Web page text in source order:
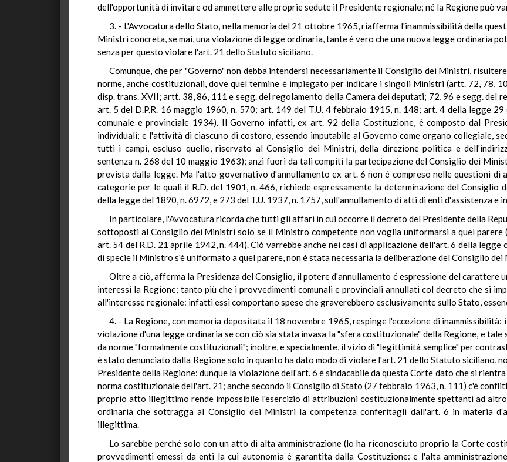
dell'opportunità di invitare od ammettere alle proprie sedute il Presidente regionale; né la Regione può
3. - L'Avvocatura dello Stato, nella memoria del 21 ottobre 1965, riafferma l'inammissibilità della
Ministri concreta, se mai, una violazione di legge ordinaria, tante é vero che una nuova legge ordinaria
senza per questo violare l'art. 21 dello Statuto siciliano.
Comunque, che per "Governo" non debba intendersi necessariamente il Consiglio dei Ministri,
norme, anche costituzionali, dove quel termine é impiegato per indicare i singoli Ministri (artt. 72, 78,
disp. trans. XVII; artt. 38, 86, 111 e segg. del regolamento della Camera dei deputati; 72, 96 e segg. del
art. 5 del D.P.R. 16 maggio 1960, n. 570; art. 149 del T.U. 4 febbraio 1915, n. 148; art. 4 della legge
comunale e provinciale 1934). Il Governo infatti, ex art. 92 della Costituzione, é composto dal
individuali; e l'attività di ciascuno di costoro, essendo imputabile al Governo come organo collegiale,
tutti i campi, escluso quello, riservato al Consiglio dei Ministri, della direzione politica e
sentenza n. 268 del 10 maggio 1963); anzi fuori da tali compiti la partecipazione del Consiglio dei
prevista dalla legge. Ma l'atto governativo d'annullamento ex art. 6 non é compreso nelle questioni di
categorie per le quali il R.D. del 1901, n. 466, richiede espressamente la determinazione del Consiglio
della legge del 1890, n. 6972, e 273 del T.U. 1937, n. 1757, sull'annullamento di atti di enti d'assistenza e
In particolare, l'Avvocatura ricorda che tutti gli affari in cui occorre il decreto del Presidente della
sottoposti al Consiglio dei Ministri solo se il Ministro competente non voglia uniformarsi a quel parere
art. 54 del R.D. 21 aprile 1942, n. 444). Ciò varrebbe anche nei casi di applicazione dell'art. 6 della legge
di specie il Ministro s'é uniformato a quel parere, non é stata necessaria la deliberazione del Consiglio
Oltre a ciò, afferma la Presidenza del Consiglio, il potere d'annullamento é espressione del carattere
interessi la Regione; tanto più che i provvedimenti comunali e provinciali annullati col decreto che si
all'interesse regionale: infatti essi comportano spese che graverebbero esclusivamente sullo Stato,
4. - La Regione, con memoria depositata il 18 novembre 1965, respinge l'eccezione di
violazione d'una legge ordinaria se con ciò sia stata invasa la "sfera costituzionale" della Regione, e
da norme "formalmente costituzionali"; inoltre, e specialmente, il vizio di "legittimità semplice" per
é stato denunciato dalla Regione solo in quanto ha dato modo di violare l'art. 21 dello Statuto siciliano,
Presidente della Regione: dunque la violazione dell'art. 6 é sindacabile da questa Corte dato che si
norma costituzionale dell'art. 21; anche secondo il Consiglio di Stato (27 febbraio 1963, n. 111) c'é
proprio atto illegittimo rende impossibile l'esercizio di attribuzioni costituzionalmente spettanti ad
ordinaria che sottragga al Consiglio dei Ministri la competenza conferitagli dall'art. 6 in materia
illegittima.
Lo sarebbe perché solo con un atto di alta amministrazione (lo ha riconosciuto proprio la Corte
provvedimenti emessi da enti la cui autonomia é garantita dalla Costituzione: e l'alta